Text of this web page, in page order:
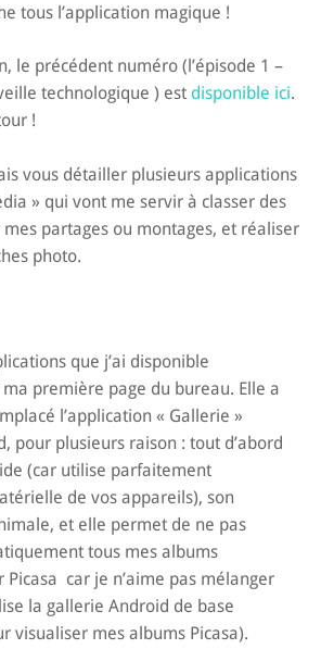
tous l’application magique !
le précédent numéro (l’épisode 1 –
technologique ) est disponible ici.
!
vous détailler plusieurs applications
» qui vont me servir à classer des
partages ou montages, et réaliser
photo.
que j’ai disponible
première page du bureau. Elle a
l’application « Gallerie »
pour plusieurs raison : tout d’abord
(car utilise parfaitement
de vos appareils), son
et elle permet de ne pas
tous mes albums
Picasa car je n’aime pas mélanger
la gallerie Android de base
visualiser mes albums Picasa).